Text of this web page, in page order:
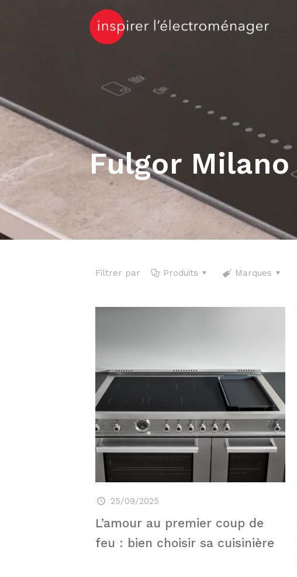
Fulgor Milano
Filtrer par Produits Marques
25/09/2025
L’amour au premier coup de
feu : bien choisir sa cuisinière